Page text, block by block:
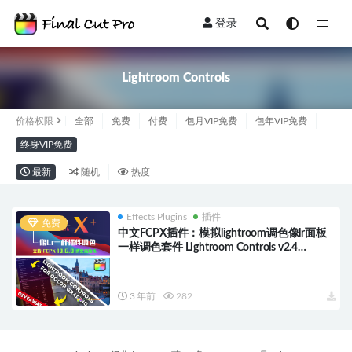
登录
Lightroom Controls
价格权限 全部 免费 付费 包月VIP免费 包年VIP免费
终身VIP免费
最新 随机 热度
免费
Effects Plugins 插件
中文FCPX插件：模拟lightroom调色像lr面板
一样调色套件 Lightroom Controls v2.4
3 年前 282